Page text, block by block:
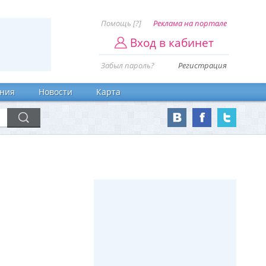
Помощь [?] Реклама на портале
Вход в кабинет
Забыл пароль? Регистрация
Новости Карта